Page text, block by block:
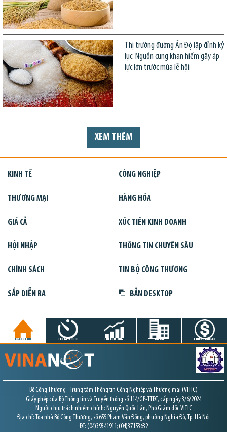
Thị trường đường Ấn Độ lập đỉnh kỷ
lục: Nguồn cung khan hiếm gây áp
lực lớn trước mùa lễ hội
XEM THÊM
KINH TẾ CÔNG NGHIỆP
THƯƠNG MẠI HÀNG HÓA
GIÁ CẢ XÚC TIẾN KINH DOANH
HỘI NHẬP THÔNG TIN CHUYÊN SÂU
CHÍNH SÁCH TIN BỘ CÔNG THƯƠNG
SẮP DIỄN RA BẢN DESKTOP
TRANG CHỦ TIN GIỜ CHÓT THỊ TRƯỜNG DỰ ÁN CHỨNG KHOÁN
Bộ Công Thương - Trung tâm Thông tin Công Nghiệp và Thương mại (VITIC)
Giấy phép của Bộ Thông tin và Truyền thông số 114/GP-TTĐT, cấp ngày 3/6/2024
Người chịu trách nhiệm chính: Nguyễn Quốc Lân, Phó Giám đốc VITIC
Địa chỉ: Tòa nhà Bộ Công Thương, số 655 Phạm Văn Đồng, phường Nghĩa Đô, Tp. Hà Nội
ĐT: (04)39341911; (04)37153632